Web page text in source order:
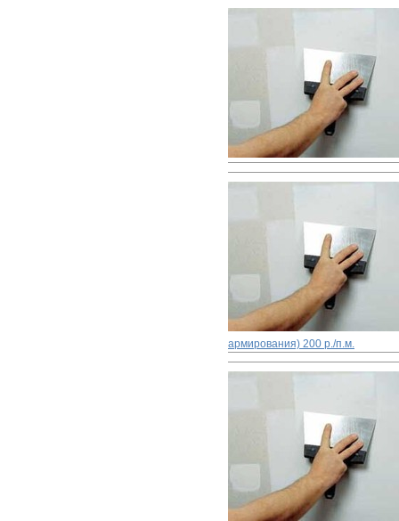
армирования) 200 р./п.м.